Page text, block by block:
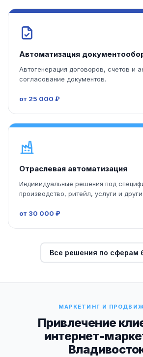
Автоматизация
Автогенерация договоров, счетов и
согласование документов.
от 25 000 ₽
Отраслевая автоматизация
Индивидуальные решения под
производство, ритейл, услуги и
от 30 000 ₽
Все решения по сферам
МАРКЕТИНГ И
Привлечение
интернет-